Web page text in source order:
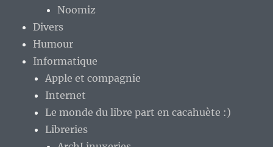
Noomiz
Divers
Humour
Informatique
Apple et compagnie
Internet
Le monde du libre part en cacahuète :)
Libreries